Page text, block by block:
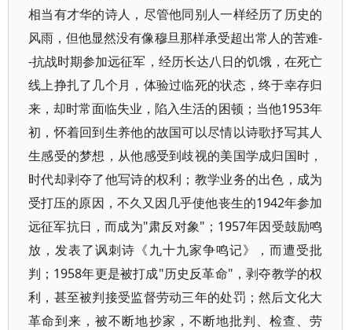
相当有才华的诗人，尽管他同别人一样经历了历史的
风雨，但他显然没有像穆旦那样承受超出常人的苦难-
-抗战时期参加远征军，经历长达八日的饥饿，在死亡
线上挣扎了几个月，体验过临死的状态，终于幸存归
来，却时常面临失业，陷入生活的困顿；当他1953年
初，怀着回到生养他的故国可以尽情以诗歌抒写其人
生感受的梦想，从他感受到歧视的美国学成归国时，
时代却剥夺了他写诗的权利；教学业务的出色，成为
受打压的原因，不久又因几乎使他丧生的1942年参加
远征军抗日，而成为"肃反对象"；1957年因受鼓励鸣
放，发表了讽刺诗《九十九家争鸣记》，而遭受批
判；1958年更是被打成"历史反革命"，剥夺教学的权
利，甚至被判接受监督劳动三年的处罚；然后文化大
革命到来，被不断地抄家，不断地批判、检查、劳